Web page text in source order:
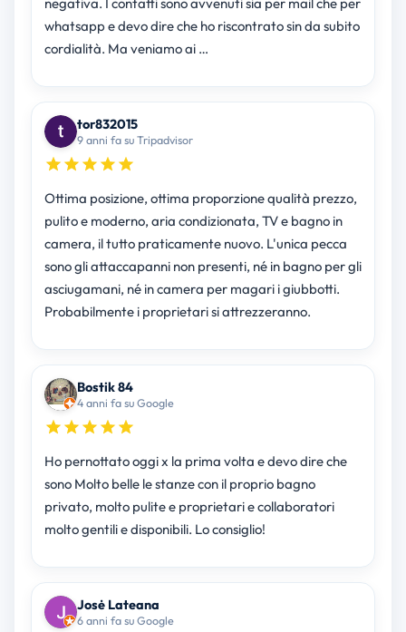
whatsapp e devo dire che ho riscontrato sin da subito
cordialità. Ma veniamo ai …
tor832015
9 anni fa su Tripadvisor
Ottima posizione, ottima proporzione qualità prezzo,
pulito e moderno, aria condizionata, TV e bagno in
camera, il tutto praticamente nuovo. L'unica pecca
sono gli attaccapanni non presenti, né in bagno per gli
asciugamani, né in camera per magari i giubbotti.
Probabilmente i proprietari si attrezzeranno.
Bostik 84
4 anni fa su Google
Ho pernottato oggi x la prima volta e devo dire che
sono Molto belle le stanze con il proprio bagno
privato, molto pulite e proprietari e collaboratori
molto gentili e disponibili. Lo consiglio!
Josė Lateana
6 anni fa su Google